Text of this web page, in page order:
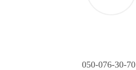
050-076-30-70